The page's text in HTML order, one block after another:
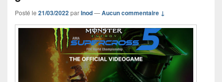
Posté le 21/03/2022parInod—Aucun commentaire ↓